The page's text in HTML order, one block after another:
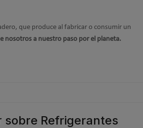
que produce al fabricar o consumir un
nosotros a nuestro paso por el planeta.
sobre Refrigerantes